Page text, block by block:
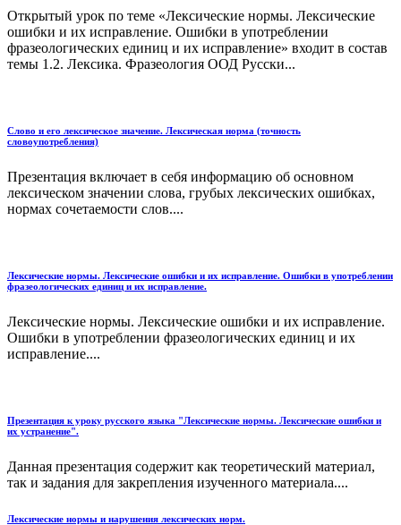
Открытый урок по теме «Лексические нормы. Лексические
ошибки и их исправление. Ошибки в употреблении
фразеологических единиц и их исправление» входит в состав
темы 1.2. Лексика. Фразеология ООД Русски...
Слово и его лексическое значение. Лексическая норма (точность
словоупотребления)
Презентация включает в себя информацию об основном
лексическом значении слова, грубых лексических ошибках,
нормах сочетаемости слов....
Лексические нормы. Лексические ошибки и их исправление. Ошибки в употреблении
фразеологических единиц и их исправление.
Лексические нормы. Лексические ошибки и их исправление.
Ошибки в употреблении фразеологических единиц и их
исправление....
Презентация к уроку русского языка "Лексические нормы. Лексические ошибки и
их устранение".
Данная презентация содержит как теоретический материал,
так и задания для закрепления изученного материала....
Лексические нормы и нарушения лексических норм.